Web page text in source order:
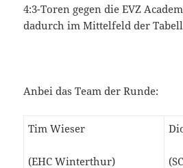
4:3-Toren gegen die EVZ
dadurch im Mittelfeld der
Anbei das Team der Runde:
Tim Wieser
(EHC Winterthur)